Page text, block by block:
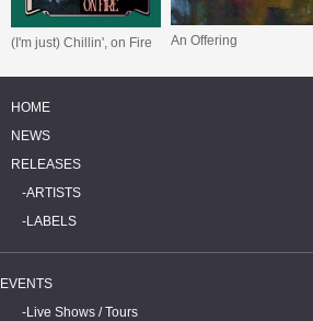
(I'm just) Chillin', on Fire An Offering
HOME
NEWS
RELEASES
ARTISTS
LABELS
EVENTS
Live Shows / Tours